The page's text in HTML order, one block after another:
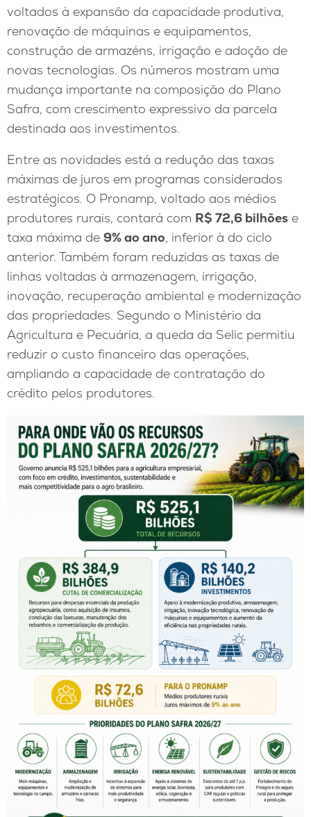
voltados à expansão da capacidade produtiva,
renovação de máquinas e equipamentos,
construção de armazéns, irrigação e adoção de
novas tecnologias. Os números mostram uma
mudança importante na composição do Plano
Safra, com crescimento expressivo da parcela
destinada aos investimentos.
Entre as novidades está a redução das taxas
máximas de juros em programas considerados
estratégicos. O Pronamp, voltado aos médios
produtores rurais, contará com R$ 72,6 bilhões e
taxa máxima de 9% ao ano, inferior à do ciclo
anterior. Também foram reduzidas as taxas de
linhas voltadas à armazenagem, irrigação,
inovação, recuperação ambiental e modernização
das propriedades. Segundo o Ministério da
Agricultura e Pecuária, a queda da Selic permitiu
reduzir o custo financeiro das operações,
ampliando a capacidade de contratação do
crédito pelos produtores.